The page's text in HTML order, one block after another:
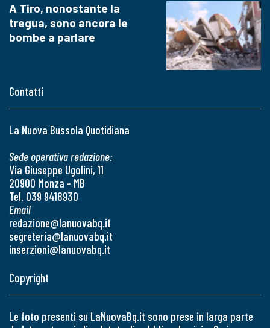
Contatti
La Nuova Bussola Quotidiana
Sede operativa redazione:
Via Giuseppe Ugolini, 11
20900 Monza - MB
Tel. 039 9418930
Email
redazione@lanuovabq.it
segreteria@lanuovabq.it
inserzioni@lanuovabq.it
A Tiro, nonostante la
tregua, sono ancora le
bombe a parlare
Copyright
Le foto presenti su LaNuovaBq.it sono prese in larga parte